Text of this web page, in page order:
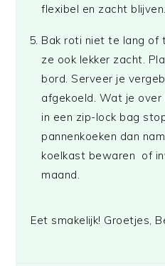
flexibel en zacht blijven.
Bak roti niet te lang of
ze ook lekker zacht.
bord. Serveer je
afgekoeld. Wat je over
in een zip-lock bag
pannenkoeken dan
koelkast bewaren of
maand.
Eet smakelijk! Groetjes,